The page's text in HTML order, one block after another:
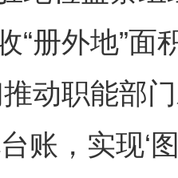
“册外地”面
动职能部
账，实现‘